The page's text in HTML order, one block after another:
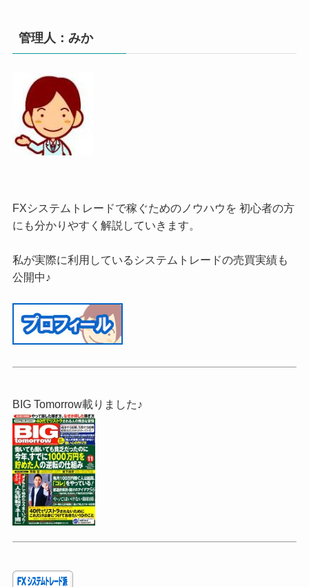
管理人：みか
FXシステムトレードで稼ぐためのノウハウを 初心者の方
にも分かりやすく解説していきます。
私が実際に利用しているシステムトレードの売買実績も
公開中♪
BIG Tomorrow載りました♪